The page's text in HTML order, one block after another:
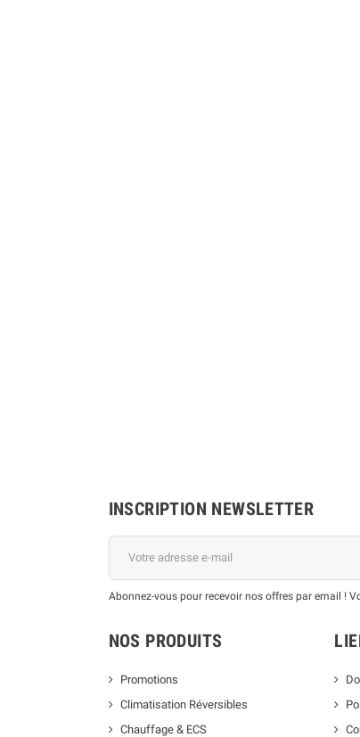
INSCRIPTION NEWSLETTER
Abonnez-vous pour recevoir nos offres par email !
NOS PRODUITS
Promotions
Climatisation Réversibles
Chauffage & ECS